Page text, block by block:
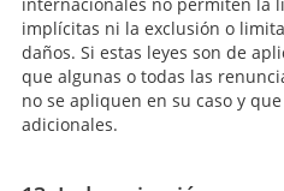
implícitas ni la exclusión o
daños. Si estas leyes son de
que algunas o todas las
no se apliquen en su caso y
adicionales.